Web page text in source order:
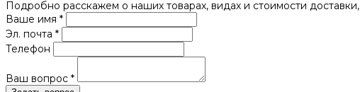
Подробно расскажем о наших товарах, видах и стоимости
Ваше имя *
Эл. почта *
Телефон
Ваш вопрос *